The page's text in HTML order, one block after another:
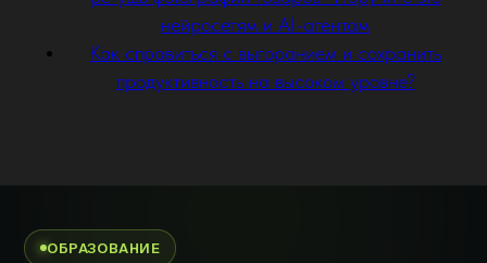
нейросетям и AI-агентам
Как справиться с выгоранием и сохранить
продуктивность на высоком уровне?
ОБРАЗОВАНИЕ